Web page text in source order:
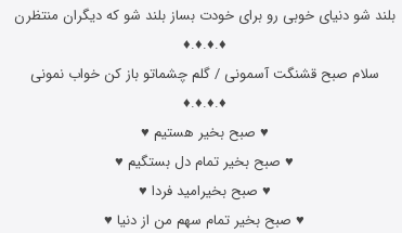
بلند شو دنیای خوبی رو برای خودت بساز بلند شو که دیگران منتظرن
♦.♦.♦.♦
سلام صبح قشنگت آسمونی / گلم چشماتو باز کن خواب نمونی
♦.♦.♦.♦
♥ صبح بخیر هستیم ♥
♥ صبح بخیر تمام دل بستگیم ♥
♥ صبح بخیرامید فردا ♥
♥ صبح بخیر تمام سهم من از دنیا ♥